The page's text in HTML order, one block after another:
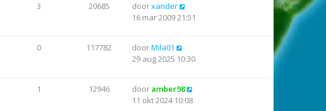
3 20685 doorxander
16 mar 2009 21:51
0 117782 doorMila01
29 aug 2025 10:30
1 12946 door amber98
11 okt 2024 10:08